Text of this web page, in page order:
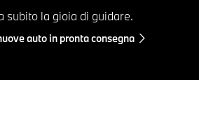
subito la gioia di guidare.
auto in pronta consegna